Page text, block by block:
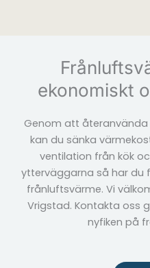
ekonomiskt
Genom att
kan du sänka
ventilation från kök
ytterväggarna så har du
frånluftsvärme. Vi
Vrigstad. Kontakta oss
nyfiken på